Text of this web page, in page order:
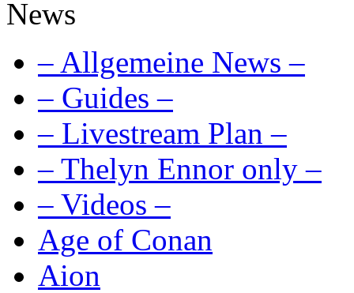
News
– Allgemeine News –
– Guides –
– Livestream Plan –
– Thelyn Ennor only –
– Videos –
Age of Conan
Aion